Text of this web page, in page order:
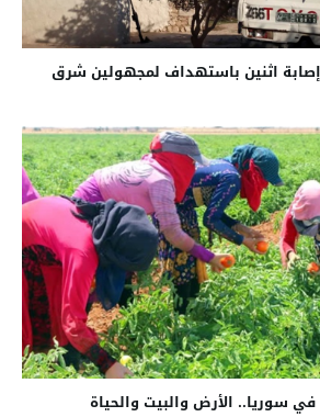
اثنين باستهداف لمجهولين شرق
في سوريا.. الأرض والبيت والحياة